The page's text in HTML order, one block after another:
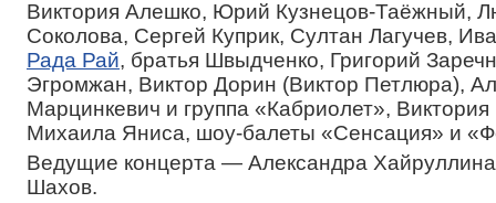
Виктория Алешко, Юрий Кузнецов-Таёжный,
Соколова, Сергей Куприк, Султан Лагучев,
Рада Рай, братья Швыдченко, Григорий
Эгромжан, Виктор Дорин (Виктор Петлюра),
Марцинкевич и группа «Кабриолет»,
Михаила Яниса, шоу-балеты «Сенсация» и
Ведущие концерта — Александра
Шахов.